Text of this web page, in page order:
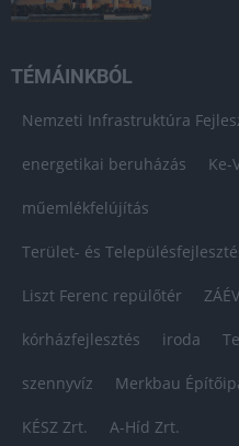
TÉMÁINKBÓL
Nemzeti Infrastruktúra
energetikai beruházás Ke-
műemlékfelújítás
Terület- és
Liszt Ferenc repülőtér
kórházfejlesztés iroda
szennyvíz Merkbau
KÉSZ Zrt. A-Híd Zrt.